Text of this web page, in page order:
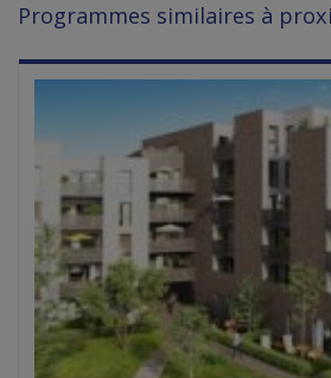
Programmes similaires à